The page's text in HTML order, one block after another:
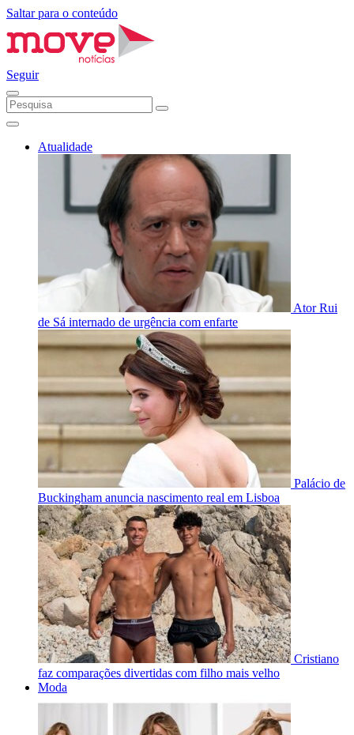
Saltar para o conteúdo
Seguir
Atualidade
Ator Rui
de Sá internado de urgência com enfarte
Palácio de
Buckingham anuncia nascimento real em Lisboa
Cristiano
faz comparações divertidas com filho mais velho
Moda